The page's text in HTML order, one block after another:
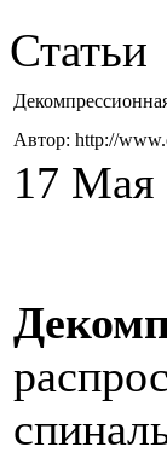
Статьи
Автор: http://
17 Мая